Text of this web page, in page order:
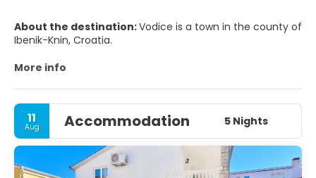
About the destination:Vodice is a town in the county of
Ibenik-Knin, Croatia.
More info
11
Aug Accommodation 5 Nights